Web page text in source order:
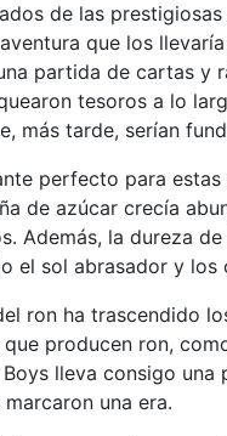
de las
que los
partida de cartas y
tesoros a lo
más tarde, serían
perfecto para
de azúcar crecía
Además, la dureza
el sol abrasador y
ron ha trascendido
producen ron,
lleva consigo
una era.